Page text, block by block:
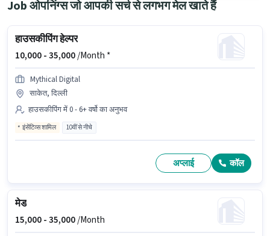
Job ओपनिंग्स जो आपकी सर्च से लगभग मेल खाते हैं
हाउसकीपिंग हेल्पर
10,000 -35,000/Month *
Mythical Digital
साकेत, दिल्ली
हाउसकीपिंग में 0 - 6+ वर्षो का अनुभव
इंसेंटिव्स शामिल 10वीं से नीचे
अप्लाई कॉल
मेड
15,000 -35,000/Month